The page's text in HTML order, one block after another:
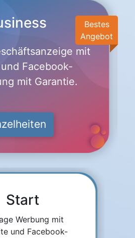
Bestes
Angebot
mit
Facebook-
mit Garantie.
Start
Werbung mit
und Facebook-